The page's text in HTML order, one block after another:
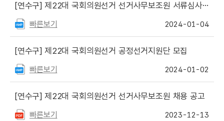
[연수구] 제22대 국회의원선거 선거사무보조원 서류심사 합격자 발표
빠른보기 2024-01-04
[연수구] 제22대 국회의원선거 공정선거지원단 모집
빠른보기 2024-01-02
[연수구] 제22대 국회의원선거 선거사무보조원 채용 공고
빠른보기 2023-12-13